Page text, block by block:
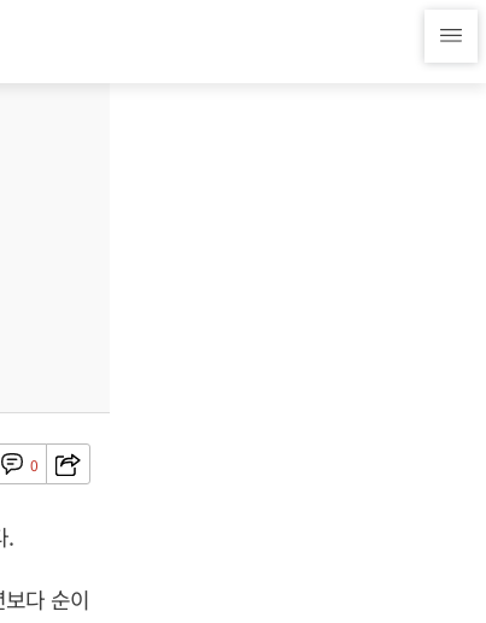
0
.
다 순이